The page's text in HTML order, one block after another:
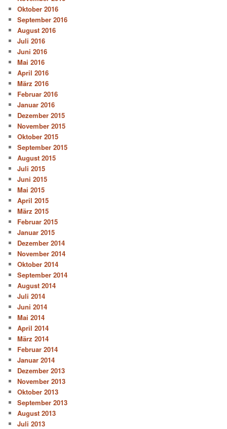
Oktober 2016
September 2016
August 2016
Juli 2016
Juni 2016
Mai 2016
April 2016
März 2016
Februar 2016
Januar 2016
Dezember 2015
November 2015
Oktober 2015
September 2015
August 2015
Juli 2015
Juni 2015
Mai 2015
April 2015
März 2015
Februar 2015
Januar 2015
Dezember 2014
November 2014
Oktober 2014
September 2014
August 2014
Juli 2014
Juni 2014
Mai 2014
April 2014
März 2014
Februar 2014
Januar 2014
Dezember 2013
November 2013
Oktober 2013
September 2013
August 2013
Juli 2013